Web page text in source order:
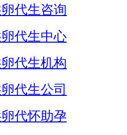
代生咨询
代生中心
代生机构
代生公司
代怀助孕